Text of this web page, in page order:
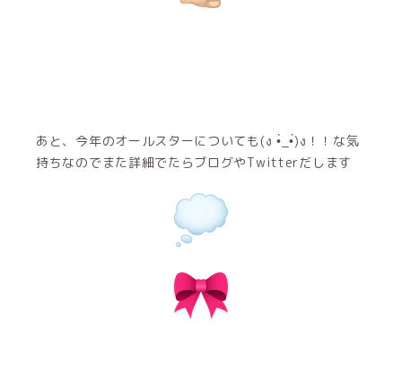
あと、今年のオールスターについても(ง •̀_•́)ง！！な気
持ちなのでまた詳細でたらブログやTwitterだします